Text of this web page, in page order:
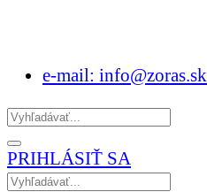
e-mail: info@zoras.sk
PRIHLÁSIŤ SA